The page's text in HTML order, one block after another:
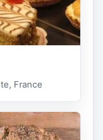
France